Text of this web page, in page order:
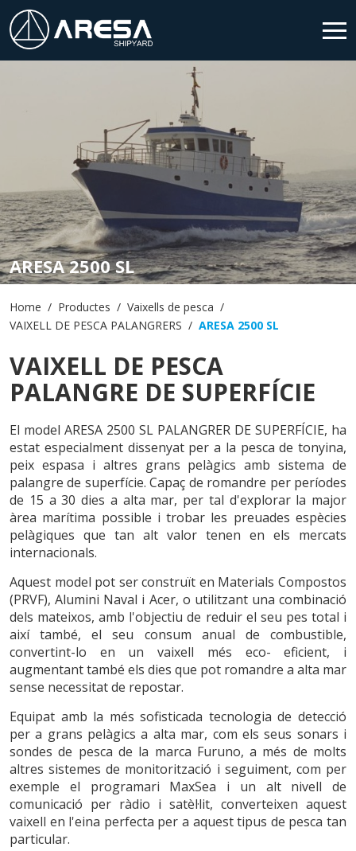
PRODUCTES
SERVEIS
NEWS & MEDIA
CONTACTE
EN ES CA FR PT
ARESA 2500 SL
Home Productes
Vaixells de pesca
VAIXELL DE PESCA PALANGRERS
ARESA 2500 SL
VAIXELL DE PESCA
PALANGRE DE SUPERFÍCIE
El model ARESA 2500 SL PALANGRER DE SUPERFÍCIE, ha
estat especialment dissenyat per a la pesca de tonyina,
peix espasa i altres grans pelàgics amb sistema de
palangre de superfície. Capaç de romandre per períodes
de 15 a 30 dies a alta mar, per tal d'explorar la major
àrea marítima possible i trobar les preuades espècies
pelàgiques que tan alt valor tenen en els mercats
internacionals.
Aquest model pot ser construït en Materials Compostos
(PRVF), Alumini Naval i Acer, o utilitzant una combinació
dels mateixos, amb l'objectiu de reduir el seu pes total i
així també, el seu consum anual de combustible,
convertint-lo en un vaixell més eco- eficient, i
augmentant també els dies que pot romandre a alta mar
sense necessitat de repostar.
Equipat amb la més sofisticada tecnologia de detecció
per a grans pelàgics a alta mar, com els seus sonars i
sondes de pesca de la marca Furuno, a més de molts
altres sistemes de monitorització i seguiment, com per
exemple el programari MaxSea i un alt nivell de
comunicació per ràdio i satèl·lit, converteixen aquest
vaixell en l'eina perfecta per a aquest tipus de pesca tan
particular.
Modificar cookies
Tècniques i funcionals
Sempre activades
Aquest lloc web utilitza cookies pròpies per recopilar
informació amb la finalitat de millorar els nostres serveis.
Si continua navegant, suposa l'acceptació de la instal·lació
de les mateixes. L'usuari té la possibilitat de configurar el
navegador podent, si així ho desitja, impedir que siguin
instal·lades al disc dur, encara que haurà de tenir en
compte que aquesta acció podrà ocasionar dificultats de